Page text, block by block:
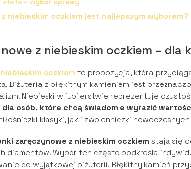
złoto – wybór oprawy
niebieskim oczkiem jest najlepszym wyborem?
z niebieskim oczkiem – dla
oczkiem to propozycja, która
Biżuteria z błękitnym kamieniem jest
Niebieski w jubilerstwie reprezentuje
dla osób, które chcą świadomie wyrazić
klasyki, jak i zwolenniczki
zaręczynowe z niebieskim oczkiem stają się
Wybór ten często podkreśla
do wyjątkowej biżuterii. Błękitny kamień